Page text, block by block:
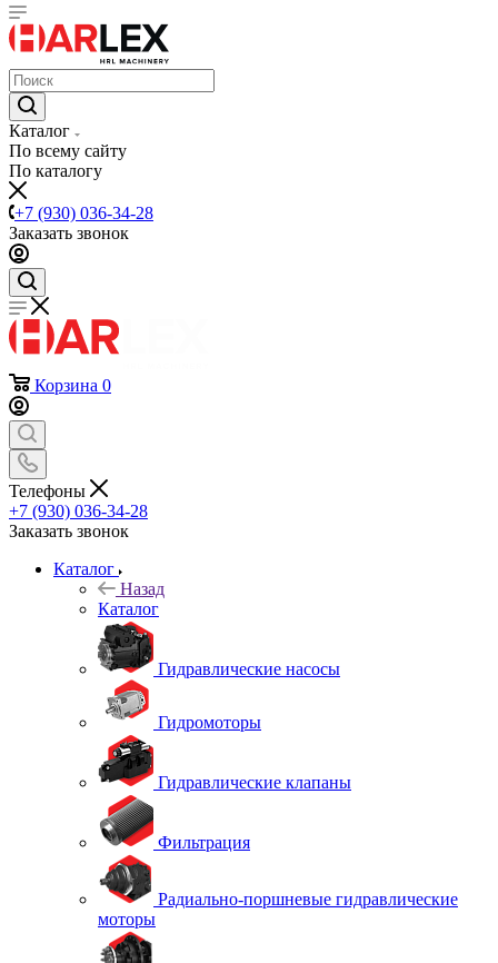
Каталог
По всему сайту
По каталогу
+7 (930) 036-34-28
Заказать звонок
Корзина 0
Телефоны
+7 (930) 036-34-28
Заказать звонок
Каталог
Назад
Каталог
Гидравлические насосы
Гидромоторы
Гидравлические клапаны
Фильтрация
Радиально-поршневые гидравлические
моторы